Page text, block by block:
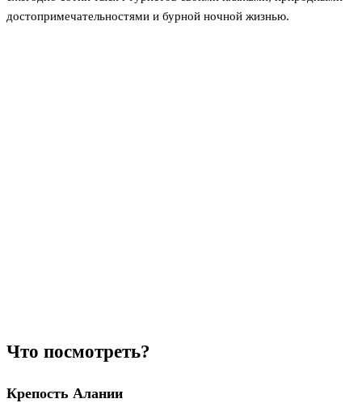
достопримечательностями и бурной ночной жизнью.
Что посмотреть?
Крепость Алании